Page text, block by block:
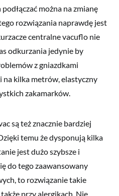
można na zmianę
rozwiązania naprawdę jest
centralne vacuflo nie
odkurzania jedynie by
z gniazdkami
na kilka metrów, elastyczny
zakamarków.
są też znacznie bardziej
temu że dysponują kilka
jest dużo szybsze i
do tego zaawansowany
to rozwiązanie takie
przy alergikach. Nie